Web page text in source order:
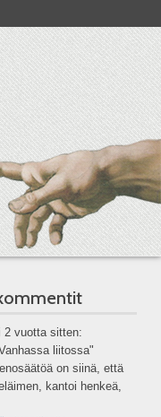
2 vuotta sitten:
liitossa"
on siinä, että
kantoi henkeä,